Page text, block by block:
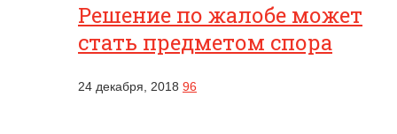
Решение по жалобе может
стать предметом спора
24 декабря, 2018 96